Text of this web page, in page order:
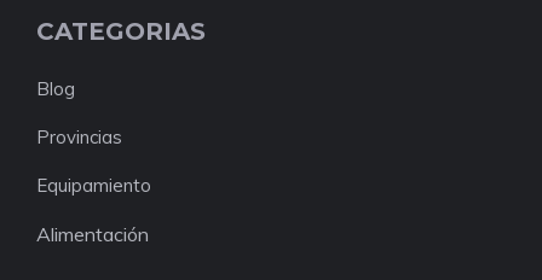
CATEGORIAS
Blog
Provincias
Equipamiento
Alimentación